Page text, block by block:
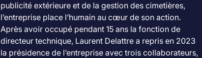
publicité extérieure et de la gestion des cimetières,
l’entreprise place l’humain au cœur de son action.
Après avoir occupé pendant 15 ans la fonction de
directeur technique, Laurent Delattre a repris en 2023
la présidence de l’entreprise avec trois collaborateurs,